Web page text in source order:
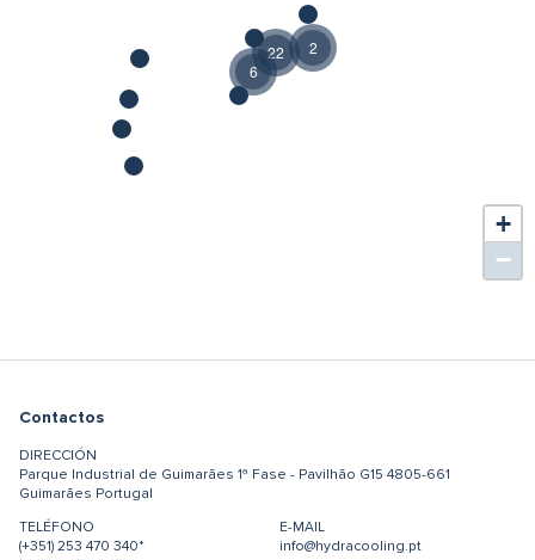
2
6
22
+
−
Contactos
DIRECCIÓN
Parque Industrial de Guimarães 1ª Fase - Pavilhão G15 4805-661
Guimarães Portugal
TELÉFONO
(+351) 253 470 340*
E-MAIL
info@hydracooling.pt